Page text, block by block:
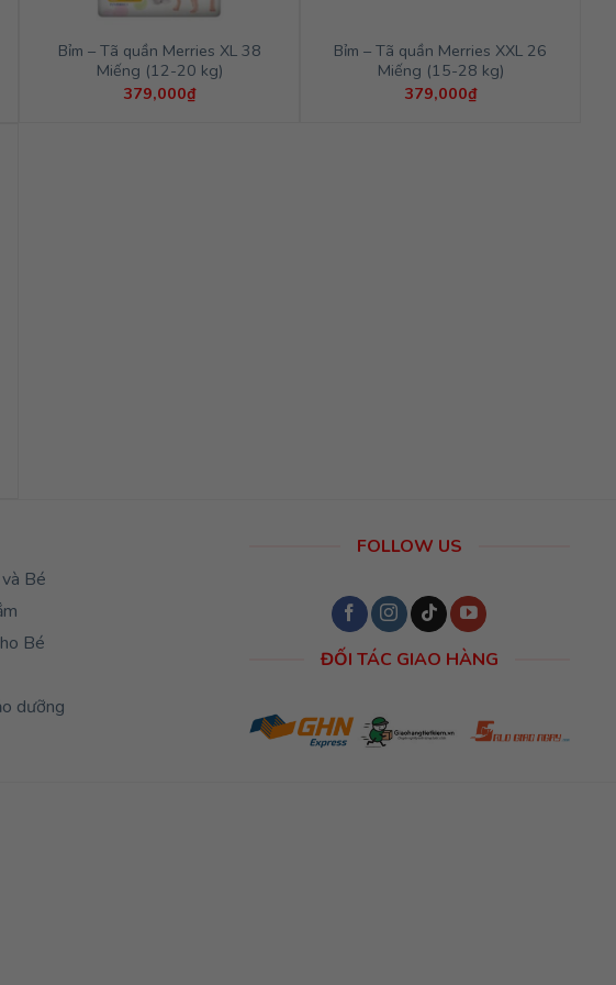
Bỉm – Tã quần Merries XL 38
Miếng (12-20 kg)
379,000₫
Bỉm – Tã quần Merries XXL 26
Miếng (15-28 kg)
379,000₫
Bé
Bé
dưỡng
FOLLOW US
ĐỐI TÁC GIAO HÀNG